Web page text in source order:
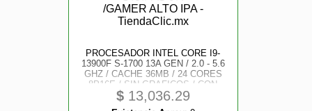
PROCESADOR INTEL CORE I9-
13900F S-1700 13A GEN / 2.0 - 5.6
GHZ / CACHE 36MB / 24 CORES
8P16E / SIN GRAFICOS / CON
DISIPADOR / GAMER ALTO IPA
$ 13,036.29